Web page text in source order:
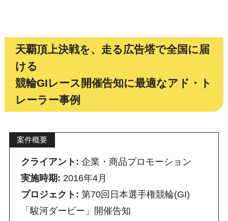
天覇頂上決戦を、走る広告塔で全国に届
ける
競輪GIレース開催告知に最適なアド・ト
レーラー事例
案件概要
クライアント: 企業・商品プロモーション
実施時期: 2016年4月
プロジェクト: 第70回日本選手権競輪(GI)
「駿河ダービー」開催告知